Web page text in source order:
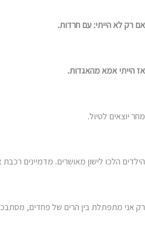
אם רק לא הייתי: עם חרדות.
אז הייתי אמא מהאגדות.
מחר יוצאים לטיול.
הילדים הלכו לישון מאושרים. מדמיינים
רק אני מתפתלת בין הרים של פחדים,